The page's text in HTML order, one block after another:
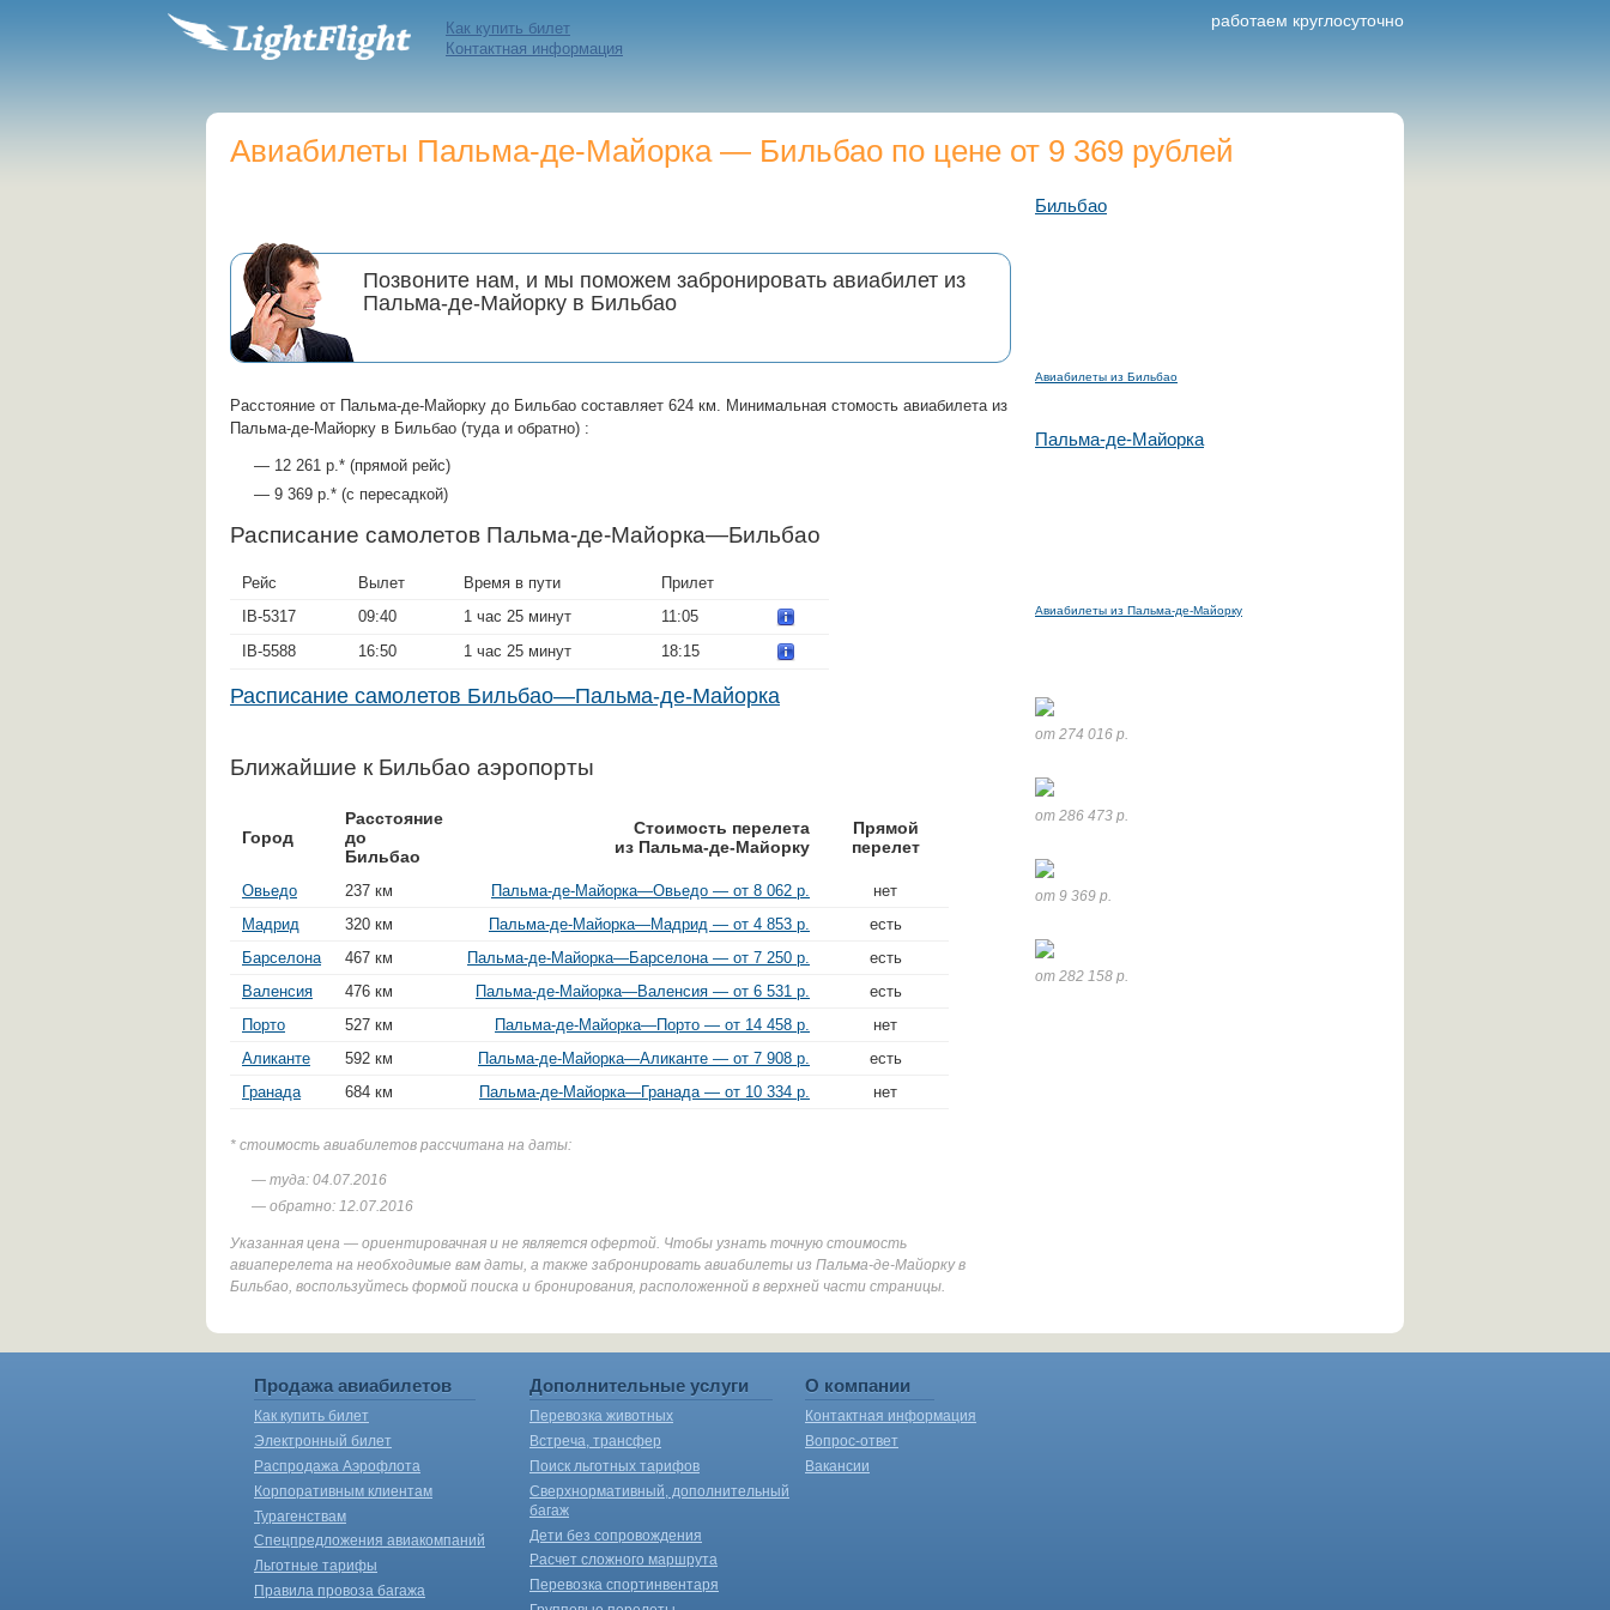
работаем круглосуточно
Как купить билет
Контактная информация
Авиабилеты Пальма-де-Майорка — Бильбао по цене от 9 369 рублей
Позвоните нам, и мы поможем забронировать авиабилет из
Пальма-де-Майорку в Бильбао
Расстояние от Пальма-де-Майорку до Бильбао составляет 624 км. Минимальная стомость авиабилета из
Пальма-де-Майорку в Бильбао (туда и обратно) :
— 12 261 р.* (прямой рейс)
— 9 369 р.* (с пересадкой)
Расписание самолетов Пальма-де-Майорка—Бильбао
Рейс Вылет Время в пути
Прилет
IB-5317
09:40 1 час 25 минут
11:05
IB-5588
16:50 1 час 25 минут 18:15
Расписание самолетов Бильбао—Пальма-де-Майорка
Ближайшие к Бильбао аэропорты
Город
Расстояние
до
Бильбао
Стоимость перелета
из Пальма-де-Майорку
Прямой
перелет
Овьедо 237 км Пальма-де-Майорка—Овьедо — от 8 062 р.
нет
Мадрид
320 км Пальма-де-Майорка—Мадрид — от 4 853 р.
есть
Барселона
467 км Пальма-де-Майорка—Барселона — от 7 250 р.
есть
Валенсия
476 км Пальма-де-Майорка—Валенсия — от 6 531 р.
есть
Порто
527 км Пальма-де-Майорка—Порто — от 14 458 р.
нет
Аликанте
592 км Пальма-де-Майорка—Аликанте — от 7 908 р.
есть
Гранада
684 км Пальма-де-Майорка—Гранада — от 10 334 р. нет
* стоимость авиабилетов рассчитана на даты:
— туда: 04.07.2016
— обратно: 12.07.2016
Указанная цена — ориентировачная и не является офертой. Чтобы узнать точную стоимость
авиаперелета на необходимые вам даты, а также забронировать авиабилеты из Пальма-де-Майорку в
Бильбао, воспользуйтесь формой поиска и бронирования, расположенной в верхней части страницы.
Бильбао
Авиабилеты из Бильбао
Пальма-де-Майорка
Авиабилеты из Пальма-де-Майорку
от 274 016 р.
от 286 473 р.
от 9 369 р.
от 282 158 р.
Продажа авиабилетов
Как купить билет
Электронный билет
Распродажа Аэрофлота
Корпоративным клиентам
Турагенствам
Спецпредложения авиакомпаний
Льготные тарифы
Правила провоза багажа
Дополнительные услуги
Перевозка животных
Встреча, трансфер
Поиск льготных тарифов
Сверхнормативный, дополнительный
багаж
Дети без сопровождения
Расчет сложного маршрута
Перевозка спортинвентаря
О компании
Контактная информация
Вопрос-ответ
Вакансии